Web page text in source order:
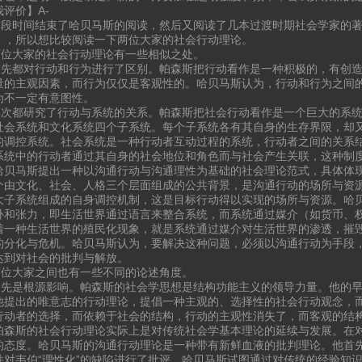
评价】A-
间结束了哈贝马斯的阅读，然后又阅读了几本过渡时期社会学家的
，所以想比较阅读一下两位大家的社会行动理论。
家的社会行动理论有一些相似之处。
对行动和行为进行了区别。帕森斯把行动看作是一种积极的，有创
的主观因素，而行为仅仅是客观性的。哈贝马斯认为，行动和行为之间
一定有意图性。
研究了行动与系统的关系。帕森斯把社会行动看作是一个巨大的系
会系统和文化系统四个子系统。每个子系统各有其自身的生存界限，却
调控系统。社会系统是一种行动者互动过程的系统，行动者之间的关系
统中的行动者通过其自身的社会地位和角色而与社会产生关联，这种制
贝马斯提出一种以沟通行动与沟通理性为基础的社会理论范式，具体体
由文化、社会、人格三个层面组成的公共背景，是沟通行动的场所与资
子系统组成的自身调控机制，这是目标行动得以实现的场所与资源。哈
和张力，即生活世界通过语言来整合系统，而系统通过媒介（如货币、
一种生活世界的殖民化现象，就是系统通过媒介对生活世界的渗透，摧
分化与危机。哈贝马斯认为，要解决这种问题，必须以沟通行动为手段
对社会的批判与解放。
家之间也有一些不同的论述角度。
根源影响。帕森斯的社会学思想是结构功能主义的领导力量。他的
提出的唯意志的行动理论，提倡一种主观的、选择性的社会行动观念，
动者的选择，而依赖于社会的结构，行动的主观性消失了，而客观的结
森斯的社会行动理论实际上是对传统社会学基本理论的延续与发展。在
态度。哈贝马斯的沟通行动理论是一种带有新鲜血液的批判理论。他首
对韦伯“理性化”的缺陷进行了批评。哈贝马斯试图通过对传统的经验知